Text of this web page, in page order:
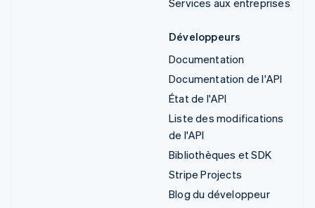
Services aux entreprises
Développeurs
Documentation
Documentation de l'API
État de l'API
Liste des modifications
de l'API
Bibliothèques et SDK
Stripe Projects
Blog du développeur